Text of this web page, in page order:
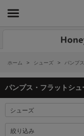
ホーム > シューズ > パンプ
パンプス・フラットシュ
絞り込み